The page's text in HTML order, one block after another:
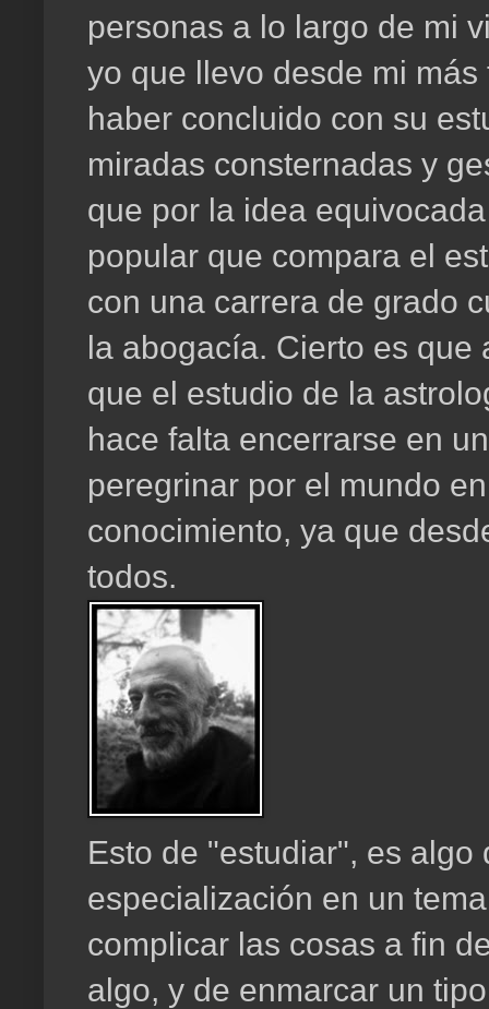
personas a lo largo de mi
yo que llevo desde mi
haber concluido con su
miradas consternadas y
que por la idea
popular que compara el
con una carrera de grado
la abogacía. Cierto es que
que el estudio de la
hace falta encerrarse en
peregrinar por el mundo
conocimiento, ya que
todos.
Esto de "estudiar", es
especialización en un
complicar las cosas a fin
algo, y de enmarcar un